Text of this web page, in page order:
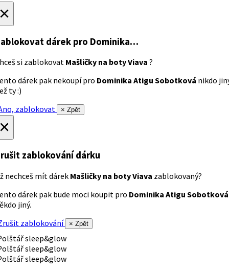
dárek pro Dominika…
si zablokovat Mašličky na boty Viava ?
dárek pak nekoupí pro Dominika Atigu Sobotková nikdo
ty :)
zablokovat
× Zpět
zablokování dárku
nechceš mít dárek Mašličky na boty Viava zablokovaný?
dárek pak bude moci koupit pro Dominika Atigu Sobotková
jiný.
zablokování
× Zpět